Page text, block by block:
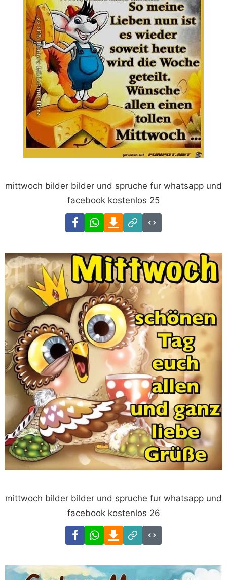
mittwoch bilder bilder und spruche fur whatsapp und
facebook kostenlos 25
FacebookWhatsAppDownload
Link
Code
mittwoch bilder bilder und spruche fur whatsapp und
facebook kostenlos 26
FacebookWhatsAppDownload
Link
Code